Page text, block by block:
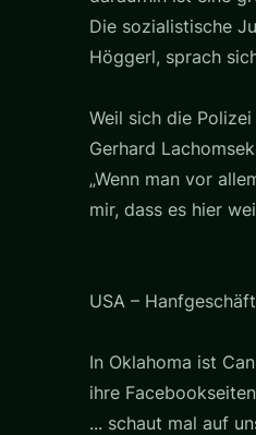
Die sozialistische
Höggerl, sprach
Weil sich die
Gerhard
„Wenn man vor
mir, dass es hier
USA –
In Oklahoma ist
ihre
... schaut mal auf